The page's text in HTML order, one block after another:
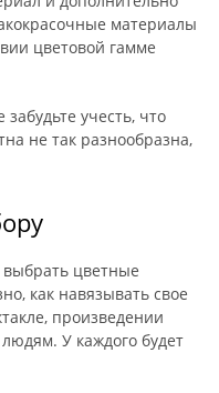
материалы
цветовой гамме
учесть, что
не так разнообразна,
цветные
как навязывать свое
произведении
У каждого будет